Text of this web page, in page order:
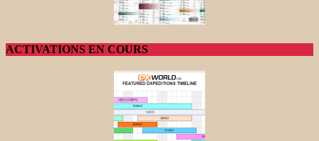
ACTIVATIONS EN COURS